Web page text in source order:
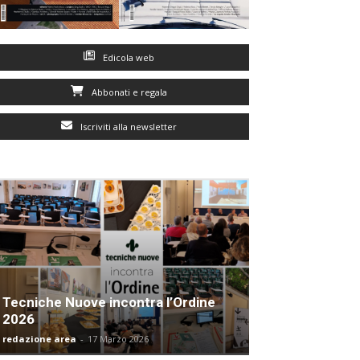
Edicola web
Abbonati e regala
Iscriviti alla newsletter
Tecniche Nuove incontra l’Ordine
2026
redazione area - 17 Marzo 2026